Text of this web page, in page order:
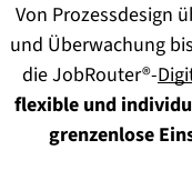
Von Prozessdesign
und Überwachung
die JobRouter®-
flexible und
grenzenlose